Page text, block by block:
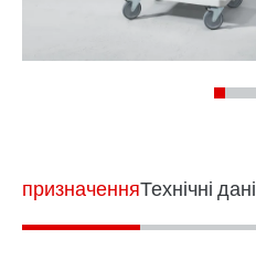
призначенняТехнічні дані